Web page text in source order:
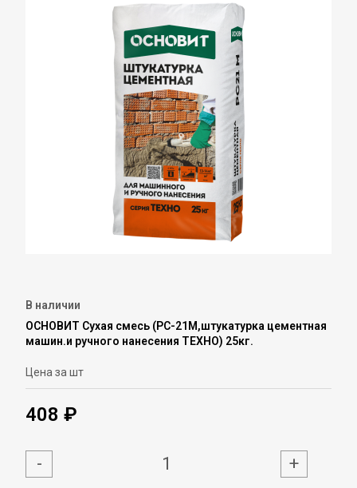
В наличии
ОСНОВИТ Сухая смесь (РС-21М,штукатурка цементная
машин.и ручного нанесения ТЕХНО) 25кг.
Цена за шт
408 ₽
- +